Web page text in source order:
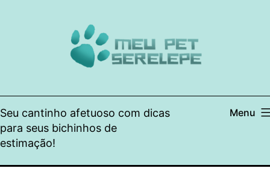
Seu cantinho afetuoso com dicas
para seus bichinhos de
estimação!
Menu